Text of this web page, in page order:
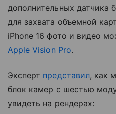
дополнительных датчика
для захвата объемной
iPhone 16 фото и видео
Apple Vision Pro.
Эксперт представил, как
блок камер с шестью
увидеть на рендерах: